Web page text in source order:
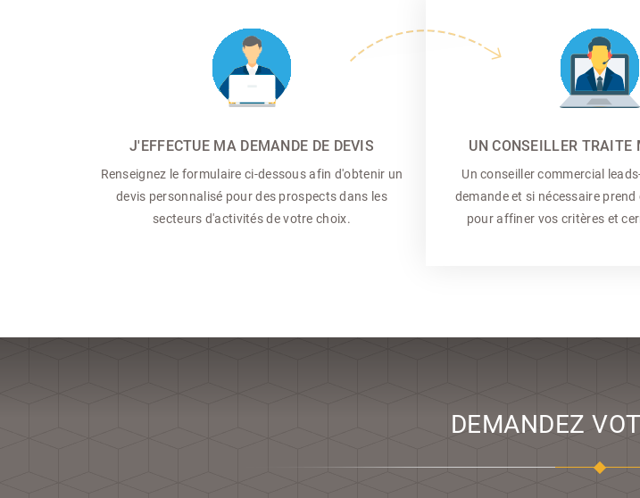
J'EFFECTUE MA DEMANDE DE DEVIS
Renseignez le formulaire ci-dessous afin d'obtenir un
devis personnalisé pour des prospects dans les
secteurs d'activités de votre choix.
UN CONSEILLER TRAITE
Un conseiller commercial
demande et si nécessaire
pour affiner vos critères et
DEMANDEZ